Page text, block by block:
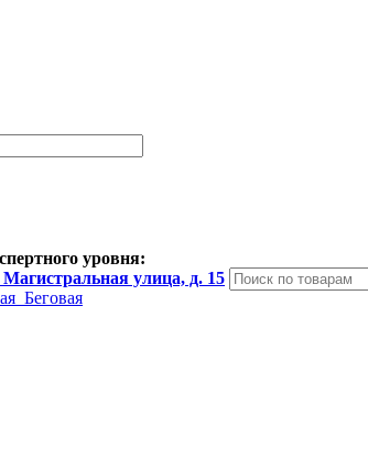
уровня:
Магистральная улица, д. 15
Беговая